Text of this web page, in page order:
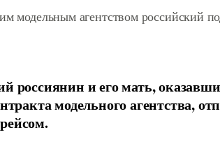
модельным агентством российский
россиянин и его мать,
модельного агентства,